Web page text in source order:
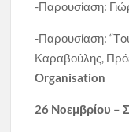
-Παρουσίαση:
-Παρουσίαση:
Καραβούλης,
Organisation
26 Noεμβρίου –